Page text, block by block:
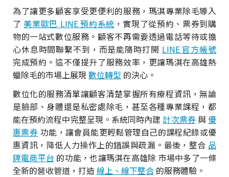
為了讓更多顧客享受更便利的服務，瑪淇專業除毛導入
了 美業歐巴 LINE 預約系統 ，實現了從預約、票券到購
物的一站式數位服務。顧客不再需要透過電話等待或擔
心休息時間聯繫不到，而是能隨時打開 LINE 官方帳號
完成預約。這不僅提升了服務效率，更讓瑪淇在高雄熱
蠟除毛的市場上展現 數位轉型 的決心。
數位化的服務清單讓顧客清楚掌握所有療程資訊，無論
是臉部、身體還是私密處除毛，甚至各種專業課程，都
能在預約流程中完整呈現。系統同時內建 計次票券與 優
惠票券 功能，讓會員能更輕鬆管理自己的課程紀錄或優
惠資訊，降低人力操作上的錯誤與疏漏。最後，整合 品
牌電商平台 的功能，也讓瑪淇在高雄除 市場中多了一條
全新的營收管道，打造線上、線下整合 的服務體驗。